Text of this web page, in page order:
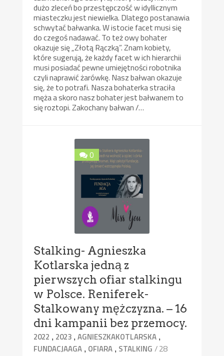
dużo zleceń bo przestępczość w idyllicznym
miasteczku jest niewielka. Dlatego postanawia
schwytać bałwanka. W istocie facet musi się
do czegoś nadawać. To też owy bohater
okazuje się „Złotą Rączką”. Znam kobiety,
które sugerują, że każdy facet w ich hierarchii
musi posiadać pewne umiejętności robotnika
czyli naprawić żarówkę. Nasz bałwan okazuje
się, że to potrafi. Nasza bohaterka straciła
męża a skoro nasz bohater jest bałwanem to
się roztopi. Zakochany bałwan /…
0
Stalking- Agnieszka
Kotlarska jedną z
pierwszych ofiar stalkingu
w Polsce. Reniferek-
Stalkowany mężczyzna. – 16
dni kampanii bez przemocy.
2022 , 2023 ,AGNIESZKAKOTLARSKA ,
FUNDACJAAGA , OFIARA , STALKING / 28